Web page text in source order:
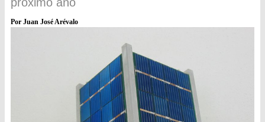
Por Juan José Arévalo